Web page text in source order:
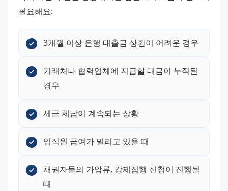
필요해요:
3개월 이상 은행 대출금 상환이 어려운 경우
거래처나 협력업체에 지급할 대금이 누적된
경우
세금 체납이 계속되는 상황
임직원 급여가 밀리고 있을 때
채권자들의 가압류, 강제집행 신청이 진행될
때